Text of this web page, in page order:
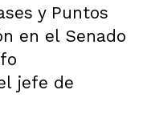
y Puntos
en el Senado
jefe de